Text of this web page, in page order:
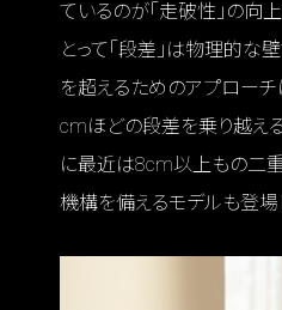
ているのが「走破性」の向
とって「段差」は物理的な
を超えるためのアプローチ
cmほどの段差を乗り越え
に最近は8cm以上もの二
機構を備えるモデルも登場